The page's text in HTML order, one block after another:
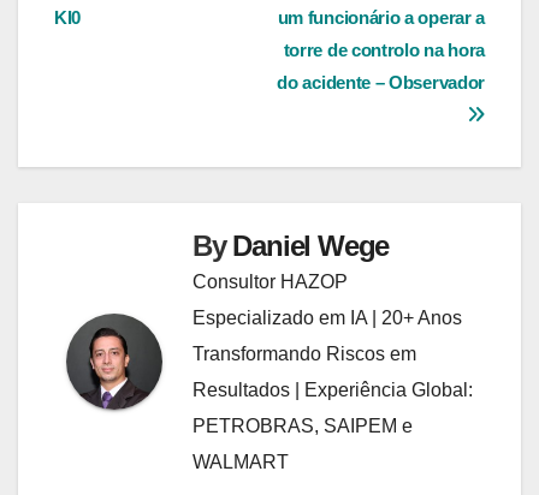
Post
um funcionário a operar a
torre de controlo na hora
do acidente – Observador
KI0
ByDaniel Wege
Consultor HAZOP
Especializado em IA | 20+ Anos
Transformando Riscos em
Resultados | Experiência Global:
PETROBRAS, SAIPEM e
WALMART